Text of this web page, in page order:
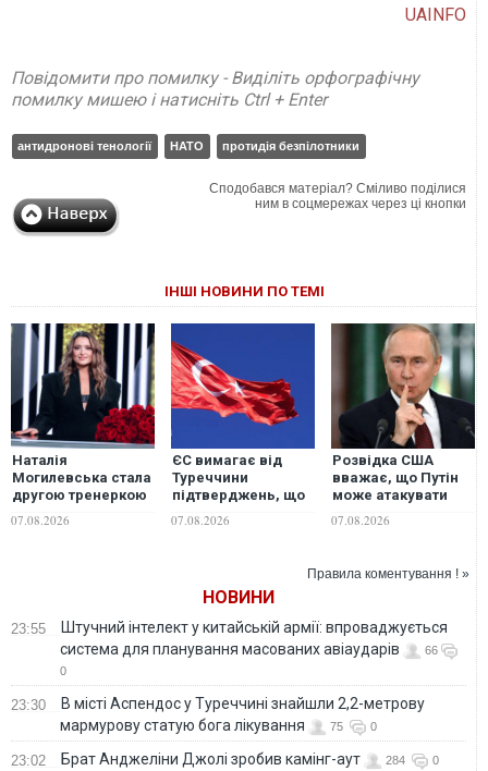
UAINFO
Повідомити про помилку - Виділіть орфографічну
помилку мишею і натисніть Ctrl + Enter
антидронові тенології НАТО протидія безпілотники
Сподобався матеріал? Сміливо поділися
ним в соцмережах через ці кнопки
ІНШІ НОВИНИ ПО ТЕМІ
Наталія
Могилевська стала
другою тренеркою
14-го сезону шоу
"Голос країни"
07.08.2026
ЄС вимагає від
Туреччини
підтверджень, що
вона не постачає
російський газ
07.08.2026
Розвідка США
вважає, що Путін
може атакувати
одну з країн НАТО
вже цієї осені, -
07.08.2026
Правила коментування ! »
НОВИНИ
23:55
Штучний інтелект у китайській армії: впроваджується
система для планування масованих авіаударів
66
0
23:30
В місті Аспендос у Туреччині знайшли 2,2-метрову
мармурову статую бога лікування
75 0
23:02 Брат Анджеліни Джолі зробив камінг-аут 284 0